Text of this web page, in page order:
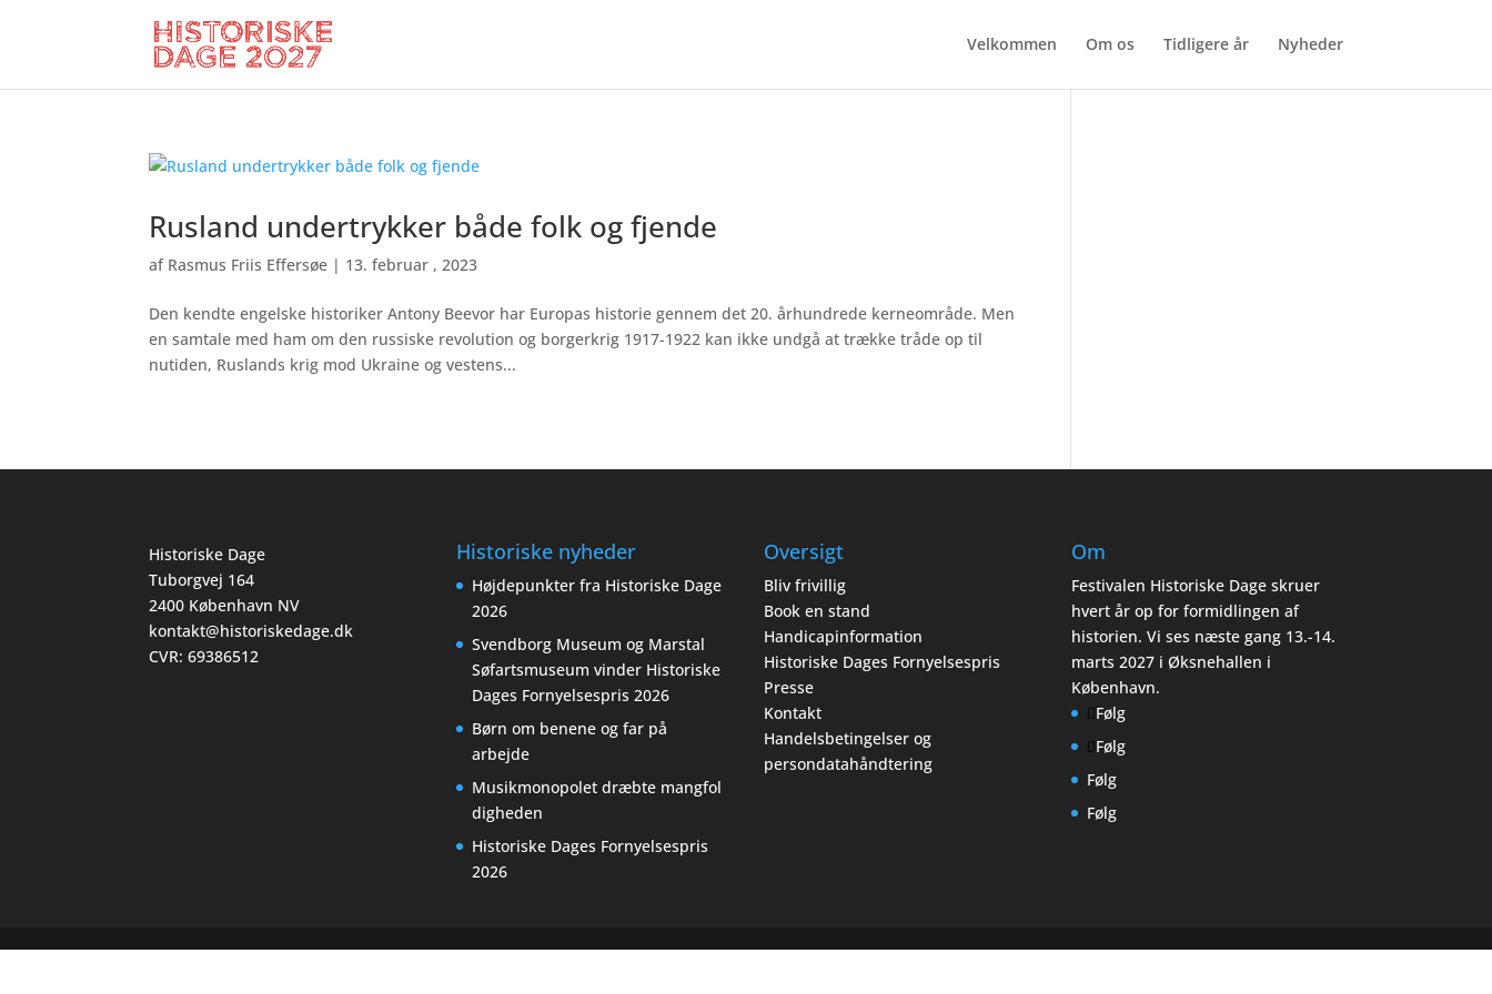
Velkommen Om os Tidligere år Nyheder
Rusland undertrykker både folk og fjende
af Rasmus Friis Effersøe | 13. februar , 2023
Den kendte engelske historiker Antony Beevor har Europas historie gennem det 20. århundrede kerneområde. Men
en samtale med ham om den russiske revolution og borgerkrig 1917-1922 kan ikke undgå at trække tråde op til
nutiden, Ruslands krig mod Ukraine og vestens...
Historiske Dage
Tuborgvej 164
2400 København NV
kontakt@historiskedage.dk
CVR: 69386512
Historiske nyheder
Højdepunkter fra Historiske Dage
2026
Svendborg Museum og Marstal
Søfartsmuseum vinder Historiske
Dages Fornyelsespris 2026
Børn om benene og far på
arbejde
Musikmonopolet dræbte mangfol
digheden
Historiske Dages Fornyelsespris
2026
Oversigt
Bliv frivillig
Book en stand
Handicapinformation
Historiske Dages Fornyelsespris
Presse
Kontakt
Handelsbetingelser og
persondatahåndtering
Om
Festivalen Historiske Dage skruer
hvert år op for formidlingen af
historien. Vi ses næste gang 13.-14.
marts 2027 i Øksnehallen i
København.
Følg
Følg
Følg
Følg